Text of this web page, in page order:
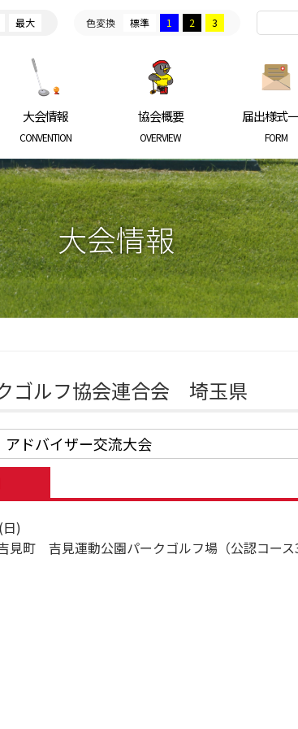
最大 色変換 標準 1 2 3
大会情報
CONVENTION
協会概要
OVERVIEW
届出様式
FORM
大会情報
ゴルフ協会連合会 埼玉県
ドバイザー交流大会
)
町 吉見運動公園パークゴルフ場（公認コース